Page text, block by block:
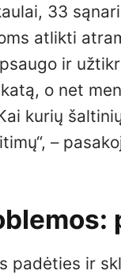
33
atlikti
ir
o net
kurių
–
padėties ir